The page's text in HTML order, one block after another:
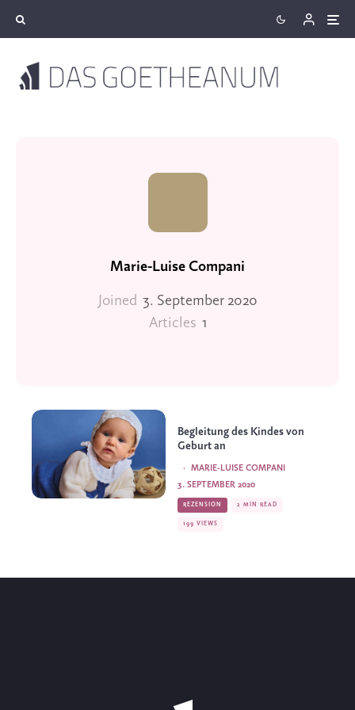
Marie-Luise Compani
Joined 3. September 2020
Articles 1
Begleitung des Kindes von
Geburt an
MARIE-LUISE COMPANI
·
3. SEPTEMBER 2020
REZENSION 2 MIN READ
199 VIEWS